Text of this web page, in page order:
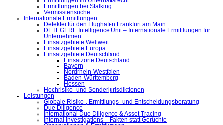
Ermittlungen bei Stalking
Vermisstensuche
Internationale Ermittlungen
Detektei für den Flughafen Frankfurt am Main
DETEGERE Intelligence Unit – Internationale Ermittlungen für
Unternehmen
Einsatzgebiete Weltweit
Einsatzgebiete Europa
Einsatzgebiete Deutschland
Einsatzorte Deutschland
Bayern
Nordrhein-Westfalen
Baden-Württemberg
Hessen
Hochrisiko- und Sonderjurisdiktionen
Leistungen
Globale Risiko-, Ermittlungs- und Entscheidungsberatung
Due Diligence
International Due Diligence & Asset Tracing
Internal Investigations – Fakten statt Gerüchte